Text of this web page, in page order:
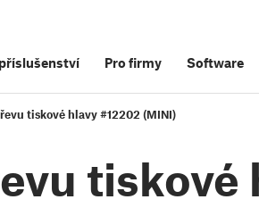
příslušenství Pro firmy Software
tiskové hlavy #12202 (MINI)
tiskové